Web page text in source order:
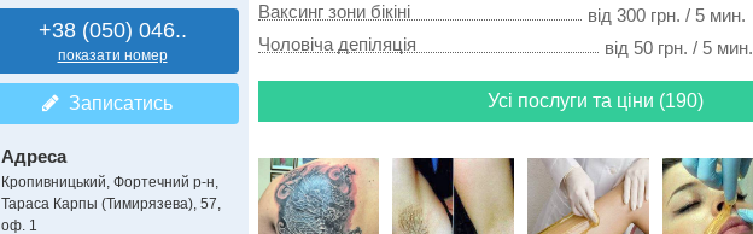
+38 (050) 046..
показати номер
Записатись
Адреса
Кропивницький, Фортечний р-н
Тараса Карпы (Тимирязева), 57,
оф. 1
Ваксинг зони бікіні
від 300 грн. / 5 мин.
Чоловіча депіляція
від 50 грн. / 5 мин.
Усі послуги та ціни (190)